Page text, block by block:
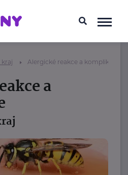
Alergické reakce a komplikace
a